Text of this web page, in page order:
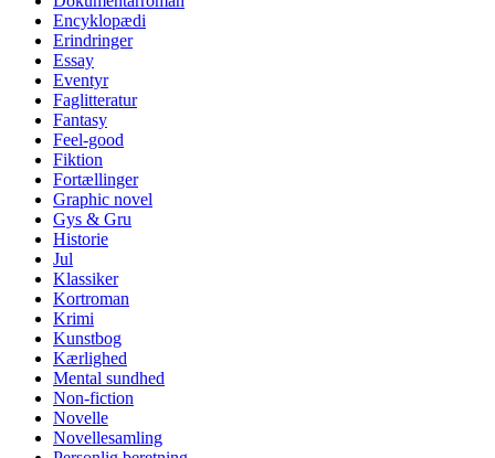
Encyklopædi
Erindringer
Essay
Eventyr
Faglitteratur
Fantasy
Feel-good
Fiktion
Fortællinger
Graphic novel
Gys & Gru
Historie
Jul
Klassiker
Kortroman
Krimi
Kunstbog
Kærlighed
Mental sundhed
Non-fiction
Novelle
Novellesamling